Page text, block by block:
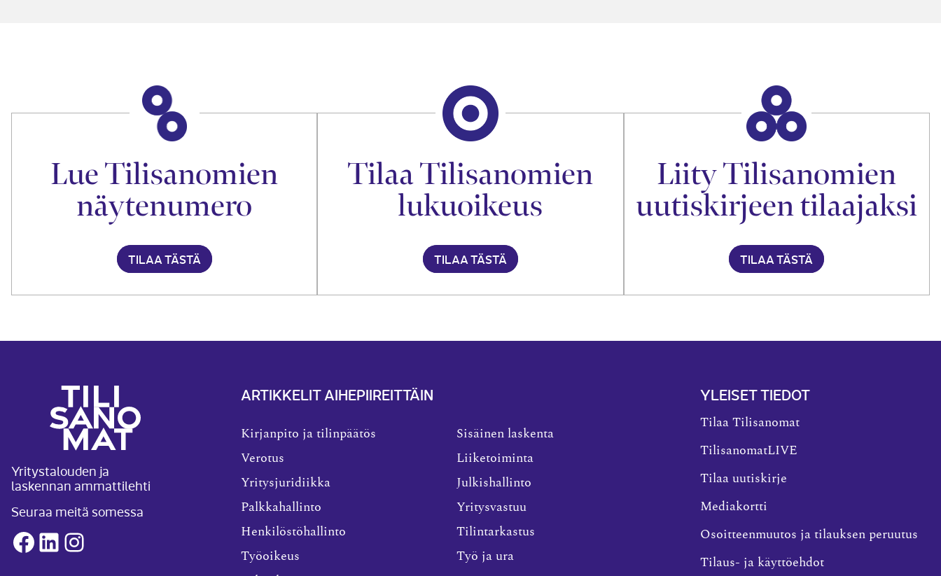
Lue Tilisanomien
näytenumero
TILAA TÄSTÄ
Tilaa Tilisanomien
lukuoikeus
TILAA TÄSTÄ
Liity Tilisanomien
uutiskirjeen tilaajaksi
TILAA TÄSTÄ
Yritystalouden ja
laskennan ammattilehti
Seuraa meitä somessa
Facebook
LinkedInInstagram
ARTIKKELIT AIHEPIIREITTÄIN
Kirjanpito ja tilinpäätös
Verotus
Yritysjuridiikka
Palkkahallinto
Henkilöstöhallinto
Työoikeus
Sisäinen laskenta
Liiketoiminta
Julkishallinto
Yritysvastuu
Tilintarkastus
Työ ja ura
YLEISET TIEDOT
Tilaa Tilisanomat
TilisanomatLIVE
Tilaa uutiskirje
Mediakortti
Osoitteenmuutos ja tilauksen peruutus
Tilaus- ja käyttöehdot